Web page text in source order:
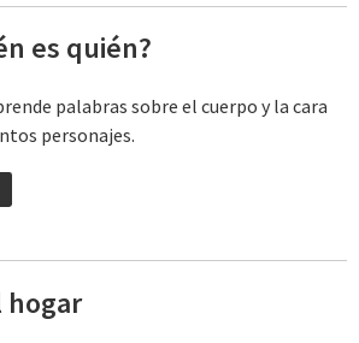
es quién?
palabras sobre el cuerpo y la cara
personajes.
hogar